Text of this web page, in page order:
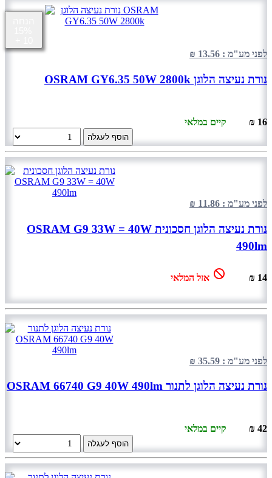
לפני מע"מ : 13.56 ₪
נורת נעיצה הלוגן OSRAM GY6.35 50W 2800k
16 ₪ קיים במלאי
הוסף לעגלה
לפני מע"מ : 11.86 ₪
נורת נעיצה הלוגן חסכונית OSRAM G9 33W = 40W
490lm
14 ₪ אזל המלאי
לפני מע"מ : 35.59 ₪
נורת נעיצה הלוגן לתנור OSRAM 66740 G9 40W 490lm
42 ₪ קיים במלאי
הוסף לעגלה